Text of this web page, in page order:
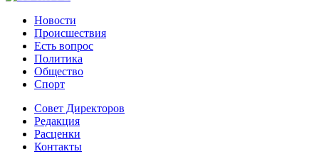
Новости
Происшествия
Есть вопрос
Политика
Общество
Спорт
Совет Директоров
Редакция
Расценки
Контакты